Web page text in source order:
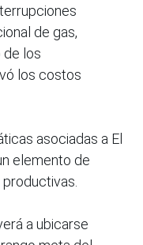
de gas,
de los
los costos
asociadas a El
elemento de
a ubicarse